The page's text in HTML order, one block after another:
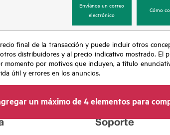
Envíanos un correo
electrónico
Cómo
final de la transacción y puede incluir otros
distribuidores y al precio indicativo mostrado.
por motivos que incluyen, a título
útil y errores en los anuncios.
un máximo de 4 elementos para
Soporte